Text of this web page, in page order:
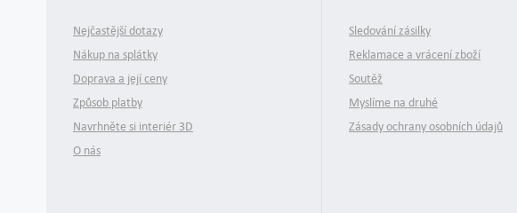
Nejčastější dotazy
Nákup na splátky
Doprava a její ceny
Způsob platby
Navrhněte si interiér 3D
O nás
Sledování zásilky
Reklamace a vrácení zboží
Soutěž
Myslíme na druhé
Zásady ochrany osobních údajů